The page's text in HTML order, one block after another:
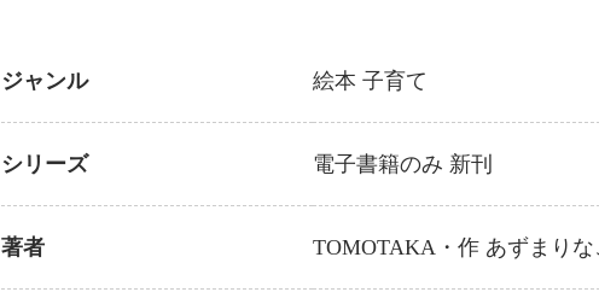
ジャンル 絵本 子育て
シリーズ 電子書籍のみ 新刊
著者 TOMOTAKA ・作 あずまり